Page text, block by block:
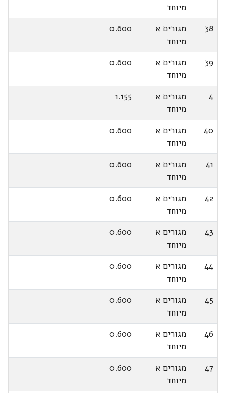
מיוחד
38
מגורים א
מיוחד
0.600
39
מגורים א
מיוחד
0.600
4
מגורים א
מיוחד
1.155
40
מגורים א
מיוחד
0.600
41
מגורים א
מיוחד
0.600
42
מגורים א
מיוחד
0.600
43
מגורים א
מיוחד
0.600
44
מגורים א
מיוחד
0.600
45
מגורים א
מיוחד
0.600
46
מגורים א
מיוחד
0.600
47
מגורים א
מיוחד
0.600